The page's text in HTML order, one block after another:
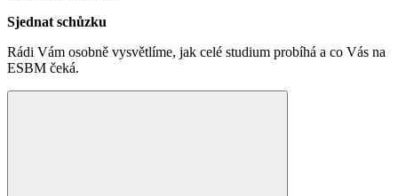
Sjednat schůzku
Rádi Vám osobně vysvětlíme, jak celé studium probíhá a co Vás na
ESBM čeká.